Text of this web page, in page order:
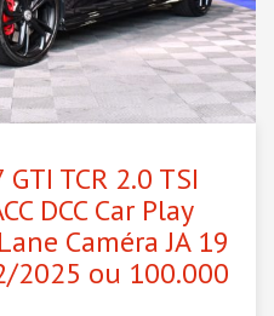
TCR 2.0 TSI
DCC Car Play
Caméra JA 19
2025 ou 100.000